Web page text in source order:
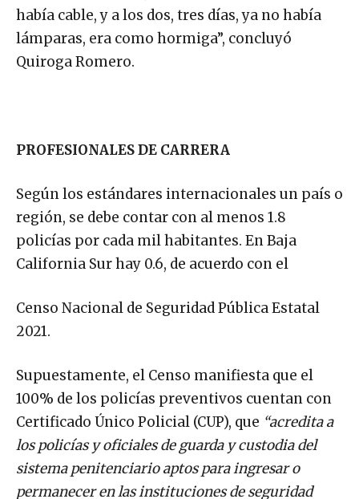
había cable, y a los dos, tres días, ya no había
lámparas, era como hormiga”, concluyó
Quiroga Romero.
PROFESIONALES DE CARRERA
Según los estándares internacionales un país o
región, se debe contar con al menos 1.8
policías por cada mil habitantes. En Baja
California Sur hay 0.6, de acuerdo con el
Censo Nacional de Seguridad Pública Estatal
2021.
Supuestamente, el Censo manifiesta que el
100% de los policías preventivos cuentan con
Certificado Único Policial (CUP), que “acredita a
los policías y oficiales de guarda y custodia del
sistema penitenciario aptos para ingresar o
permanecer en las instituciones de seguridad